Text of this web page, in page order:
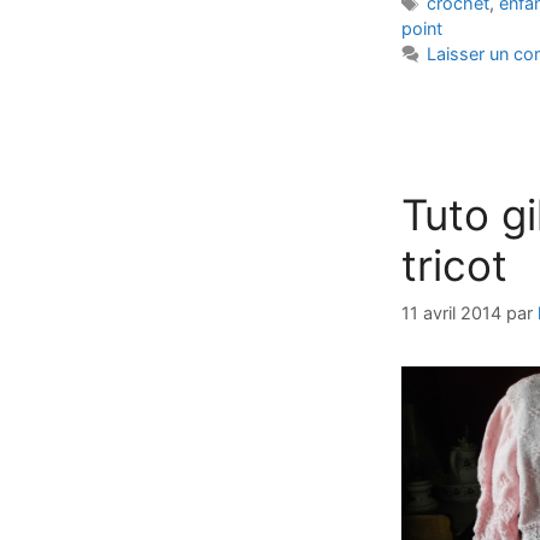
point
Laisser un
Tuto
tricot
11 avril 2014 par